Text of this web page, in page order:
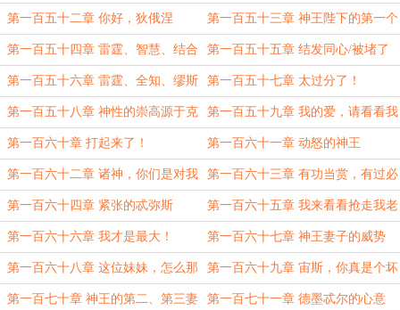
么办？ 么蠢的孩子？
第一百五十二章 你好，狄俄涅 第一百五十三章 神王陛下的第一个
孩子！
第一百五十四章 雷霆、智慧、结合 第一百五十五章 结发同心/被堵了
的宙斯
第一百五十六章 雷霆、全知、缪斯
女神（全心打磨章）
第一百五十七章 太过分了！
第一百五十八章 神性的崇高源于克
制
第一百五十九章 我的爱，请看看我
的心吧
第一百六十章 打起来了！ 第一百六十一章 动怒的神王
第一百六十二章 诸神，你们是对我
有意见？
第一百六十三章 有功当赏，有过必
罚！
第一百六十四章 紧张的忒弥斯 第一百六十五章 我来看看抢走我老
公的女神
第一百六十六章 我才是最大！ 第一百六十七章 神王妻子的威势
第一百六十八章 这位妹妹，怎么那
么像老公？
第一百六十九章 宙斯，你真是个坏
家伙！（月票加更~求月票~）
第一百七十章 神王的第二、第三妻 第一百七十一章 德墨忒尔的心意